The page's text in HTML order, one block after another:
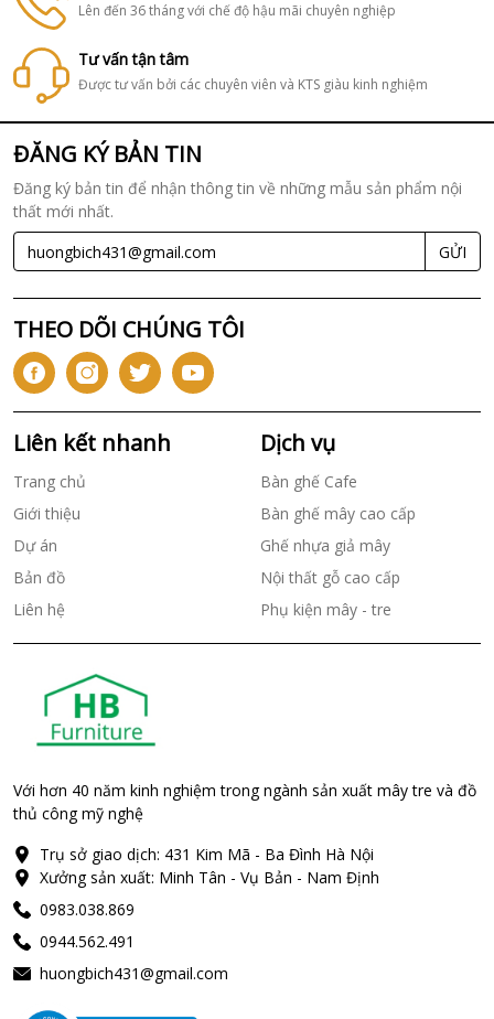
Lên đến 36 tháng với chế độ hậu mãi chuyên nghiệp
Tư vấn tận tâm
Được tư vấn bởi các chuyên viên và KTS giàu kinh nghiệm
ĐĂNG KÝ BẢN TIN
Đăng ký bản tin để nhận thông tin về những mẫu sản phẩm nội
thất mới nhất.
GỬI
THEO DÕI CHÚNG TÔI
Liên kết nhanh
Trang chủ
Giới thiệu
Dự án
Bản đồ
Liên hệ
Dịch vụ
Bàn ghế Cafe
Bàn ghế mây cao cấp
Ghế nhựa giả mây
Nội thất gỗ cao cấp
Phụ kiện mây - tre
Với hơn 40 năm kinh nghiệm trong ngành sản xuất mây tre và đồ
thủ công mỹ nghệ
Trụ sở giao dịch: 431 Kim Mã - Ba Đình Hà Nội
Xưởng sản xuất: Minh Tân - Vụ Bản - Nam Định
0983.038.869
0944.562.491
huongbich431@gmail.com